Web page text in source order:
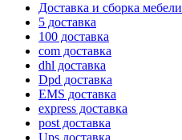
Доставка и сборка мебели
5 доставка
100 доставка
com доставка
dhl доставка
Dpd доставка
EMS доставка
express доставка
post доставка